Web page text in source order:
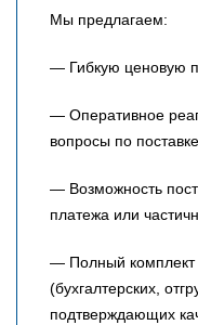
Мы предлагаем:
— Гибкую ценовую
— Оперативное
вопросы по
— Возможность
платежа или
— Полный комплект
(бухгалтерских,
подтверждающих